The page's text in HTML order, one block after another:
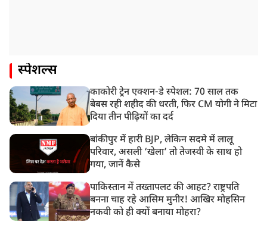
स्पेशल्स
काकोरी ट्रेन एक्शन-डे स्पेशल: 70 साल तक
बेबस रही शहीद की धरती, फिर CM योगी ने मिटा
दिया तीन पीढ़ियों का दर्द
बांकीपुर में हारी BJP, लेकिन सदमे में लालू
परिवार, असली ‘खेला’ तो तेजस्वी के साथ हो
गया, जानें कैसे
पाकिस्तान में तख्तापलट की आहट? राष्ट्रपति
बनना चाह रहे आसिम मुनीर! आखिर मोहसिन
नकवी को ही क्यों बनाया मोहरा?